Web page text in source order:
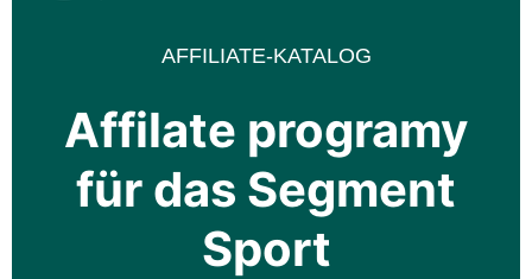
VIVnetworks.com
Nejvýkonnější affiliate síť v CEE
AFFILIATE-KATALOG
Affilate programy
für das Segment
Sport